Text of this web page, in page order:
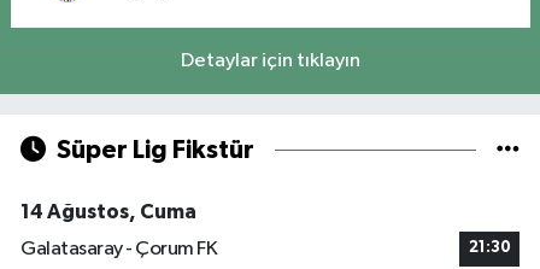
Detaylar için tıklayın
Süper Lig Fikstür
14 Ağustos, Cuma
Galatasaray - Çorum FK
21:30